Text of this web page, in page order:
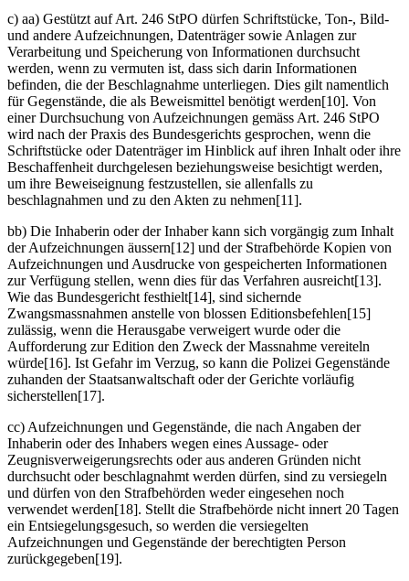
c) aa) Gestützt auf Art. 246 StPO dürfen Schriftstücke, Ton-, Bild-
und andere Aufzeichnungen, Datenträger sowie Anlagen zur
Verarbeitung und Speicherung von Informationen durchsucht
werden, wenn zu vermuten ist, dass sich darin Informationen
befinden, die der Beschlagnahme unterliegen. Dies gilt namentlich
für Gegenstände, die als Beweismittel benötigt werden[10]. Von
einer Durchsuchung von Aufzeichnungen gemäss Art. 246 StPO
wird nach der Praxis des Bundesgerichts gesprochen, wenn die
Schriftstücke oder Datenträger im Hinblick auf ihren Inhalt oder ihre
Beschaffenheit durchgelesen beziehungsweise besichtigt werden,
um ihre Beweiseignung festzustellen, sie allenfalls zu
beschlagnahmen und zu den Akten zu nehmen[11].
bb) Die Inhaberin oder der Inhaber kann sich vorgängig zum Inhalt
der Aufzeichnungen äussern[12] und der Strafbehörde Kopien von
Aufzeichnungen und Ausdrucke von gespeicherten Informationen
zur Verfügung stellen, wenn dies für das Verfahren ausreicht[13].
Wie das Bundesgericht festhielt[14], sind sichernde
Zwangsmassnahmen anstelle von blossen Editionsbefehlen[15]
zulässig, wenn die Herausgabe verweigert wurde oder die
Aufforderung zur Edition den Zweck der Massnahme vereiteln
würde[16]. Ist Gefahr im Verzug, so kann die Polizei Gegenstände
zuhanden der Staatsanwaltschaft oder der Gerichte vorläufig
sicherstellen[17].
cc) Aufzeichnungen und Gegenstände, die nach Angaben der
Inhaberin oder des Inhabers wegen eines Aussage- oder
Zeugnisverweigerungsrechts oder aus anderen Gründen nicht
durchsucht oder beschlagnahmt werden dürfen, sind zu versiegeln
und dürfen von den Strafbehörden weder eingesehen noch
verwendet werden[18]. Stellt die Strafbehörde nicht innert 20 Tagen
ein Entsiegelungsgesuch, so werden die versiegelten
Aufzeichnungen und Gegenstände der berechtigten Person
zurückgegeben[19].